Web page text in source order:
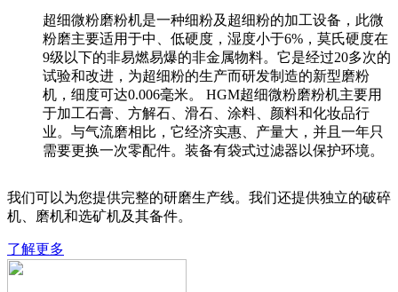
超细微粉磨粉机是一种细粉及超细粉的加工设备，此微
粉磨主要适用于中、低硬度，湿度小于6%，莫氏硬度在
9级以下的非易燃易爆的非金属物料。它是经过20多次的
试验和改进，为超细粉的生产而研发制造的新型磨粉
机，细度可达0.006毫米。 HGM超细微粉磨粉机主要用
于加工石膏、方解石、滑石、涂料、颜料和化妆品行
业。与气流磨相比，它经济实惠、产量大，并且一年只
需要更换一次零配件。装备有袋式过滤器以保护环境。
我们可以为您提供完整的研磨生产线。我们还提供独立的破碎
机、磨机和选矿机及其备件。
了解更多